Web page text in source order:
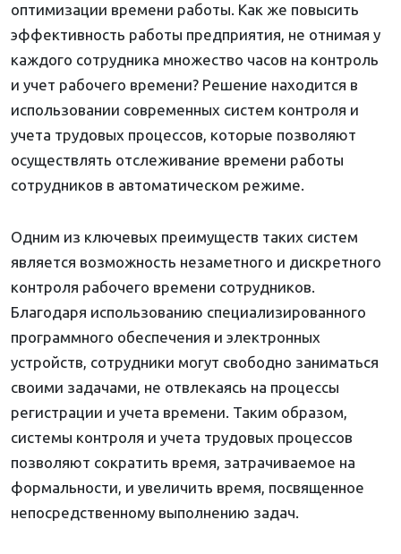
оптимизации времени работы. Как же повысить
эффективность работы предприятия, не отнимая у
каждого сотрудника множество часов на контроль
и учет рабочего времени? Решение находится в
использовании современных систем контроля и
учета трудовых процессов, которые позволяют
осуществлять отслеживание времени работы
сотрудников в автоматическом режиме.
Одним из ключевых преимуществ таких систем
является возможность незаметного и дискретного
контроля рабочего времени сотрудников.
Благодаря использованию специализированного
программного обеспечения и электронных
устройств, сотрудники могут свободно заниматься
своими задачами, не отвлекаясь на процессы
регистрации и учета времени. Таким образом,
системы контроля и учета трудовых процессов
позволяют сократить время, затрачиваемое на
формальности, и увеличить время, посвященное
непосредственному выполнению задач.